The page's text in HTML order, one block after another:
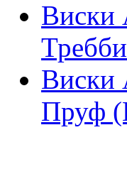
Виски
Виски
Пруф